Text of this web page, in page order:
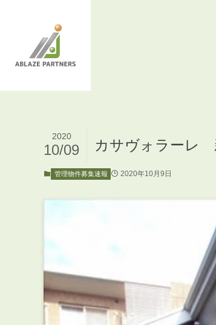
カサヴォラーレ
2020
10/09
管理物件募集速報 2020年10月9日